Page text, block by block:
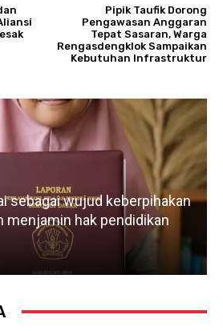
Pipik Taufik Dorong
Pengawasan Anggaran
Tepat Sasaran, Warga
Rengasdengklok Sampaikan
Kebutuhan Infrastruktur
tiga tahun membangun organisasi,
DPD Karawang terus
profesionalisme, advokasi
pers, dan kemitraan lintas sektor.